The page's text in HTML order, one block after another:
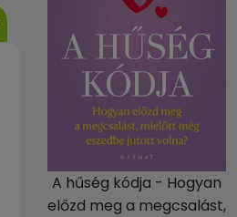
A hűség kódja - Hogyan
előzd meg a megcsalást,